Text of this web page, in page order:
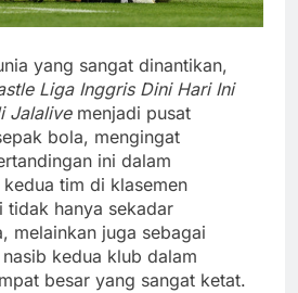
yang sangat dinantikan,
Liga Inggris Dini Hari Ini
Jalalivemenjadi pusat
bola, mengingat
ini dalam
tim di klasemen
tidak hanya sekadar
melainkan juga sebagai
kedua klub dalam
besar yang sangat ketat.